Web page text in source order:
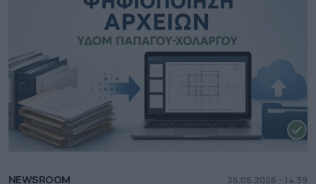
NEWSROOM 26.05.2026 - 14.39